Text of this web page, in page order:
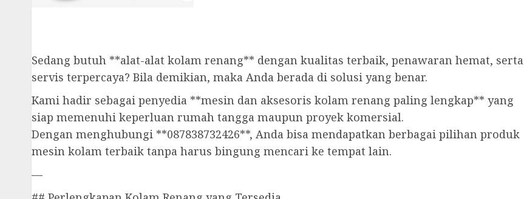
Sedang butuh **alat-alat kolam renang** dengan kualitas terbaik, penawaran hemat, serta
servis terpercaya? Bila demikian, maka Anda berada di solusi yang benar.
Kami hadir sebagai penyedia **mesin dan aksesoris kolam renang paling lengkap** yang
siap memenuhi keperluan rumah tangga maupun proyek komersial.
Dengan menghubungi **087838732426**, Anda bisa mendapatkan berbagai pilihan produk
mesin kolam terbaik tanpa harus bingung mencari ke tempat lain.
—